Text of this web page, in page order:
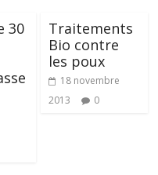
30
Traitements
Bio contre
les poux
18 novembre
2013
0